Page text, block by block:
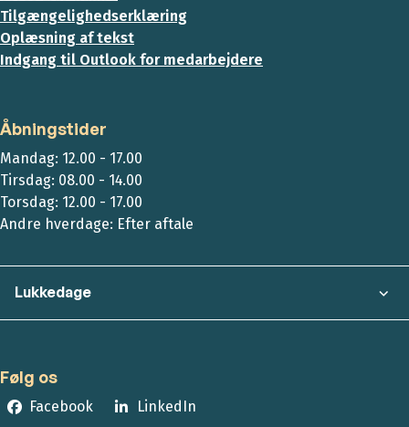
Tilgængelighedserklæring
Oplæsning af tekst
Indgang til Outlook for medarbejdere
Åbningstider
Mandag: 12.00 - 17.00
Tirsdag: 08.00 - 14.00
Torsdag: 12.00 - 17.00
Andre hverdage: Efter aftale
Lukkedage
Følg os
Facebook LinkedIn